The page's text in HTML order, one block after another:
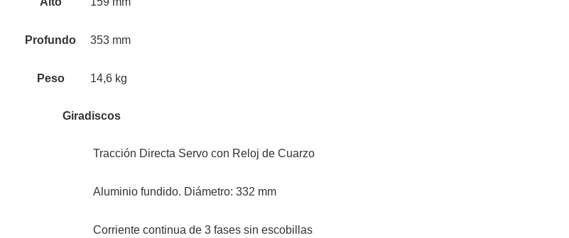
Profundo 353 mm
Peso 14,6 kg
Giradiscos
Tracción Directa Servo con Reloj de Cuarzo
Aluminio fundido. Diámetro: 332 mm
Corriente continua de 3 fases sin escobillas